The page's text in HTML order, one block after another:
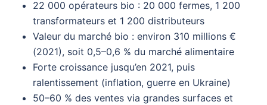
22 000 opérateurs bio : 20 000 fermes, 1 200
transformateurs et 1 200 distributeurs
Valeur du marché bio : environ 310 millions €
(2021), soit 0,5–0,6 % du marché alimentaire
Forte croissance jusqu’en 2021, puis
ralentissement (inflation, guerre en Ukraine)
50–60 % des ventes via grandes surfaces et